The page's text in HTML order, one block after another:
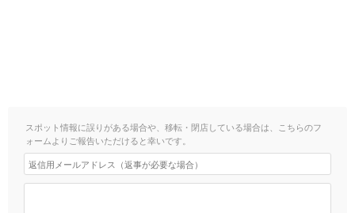
スポット情報に誤りがある場合や、移転・閉店している場合は、こちらのフ
ォームよりご報告いただけると幸いです。